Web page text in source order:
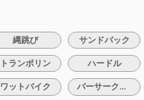
縄跳び サンドバック
トランポリン ハードル
ワットバイク バーサークライマー